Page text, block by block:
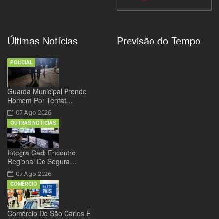
Últimas Notícias
Guarda Municipal Prende
Homem Por Tentat…
07 Ago 2026
POLICIAL
Integra Cad: Encontro
Regional De Segura…
07 Ago 2026
OUTRAS NOTÍCIAS
Comércio De São Carlos E
COMÉRCIO
Previsão do Tempo